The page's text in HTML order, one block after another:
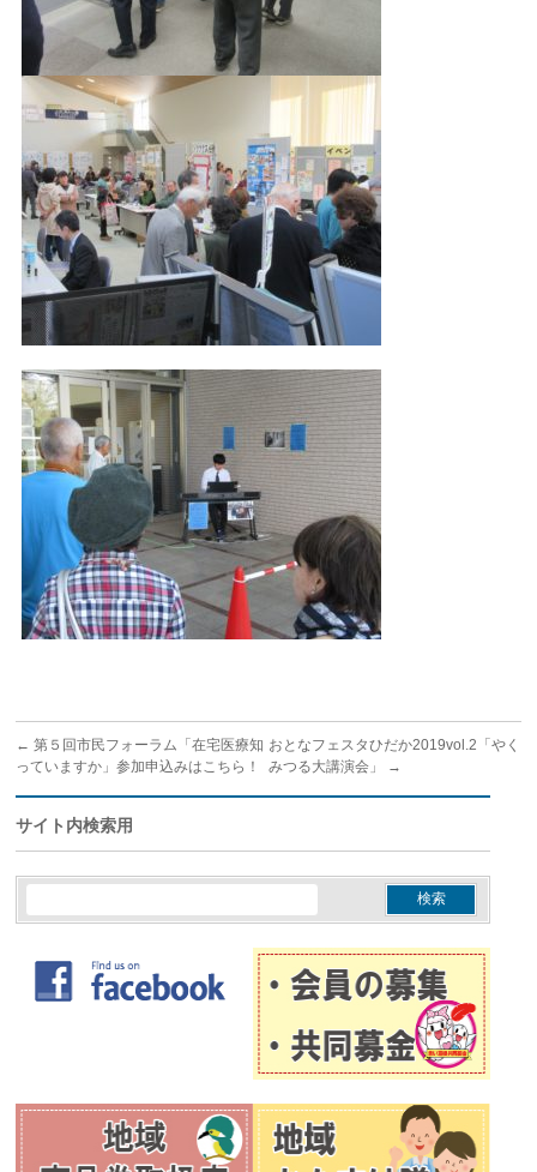
サイト内検索用
索:
← 第５回市民フォーラム「在宅医療知
っていますか」参加申込みはこちら！
おとなフェスタひだか2019vol.2「やく
みつる大講演会」
→